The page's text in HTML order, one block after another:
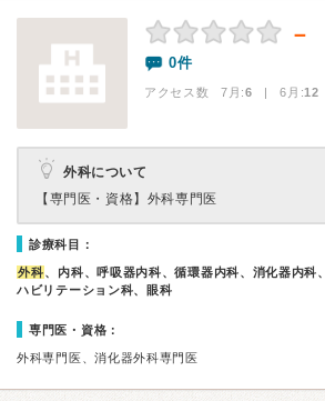
－
0件
アクセス数 7月:6 | 6月:12
外科について
【専門医・資格】 外科専門医
診療科目：
外科、内科、呼吸器内科、循環器内科、消化器内科
ハビリテーション科、眼科
専門医・資格：
外科専門医、消化器外科専門医